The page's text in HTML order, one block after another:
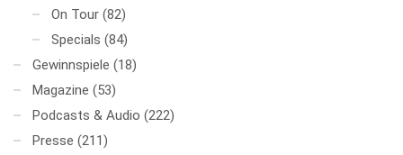
On Tour (82)
Specials (84)
Gewinnspiele (18)
Magazine (53)
Podcasts & Audio (222)
Presse (211)